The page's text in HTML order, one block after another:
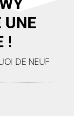
UNE
!
DE NEUF